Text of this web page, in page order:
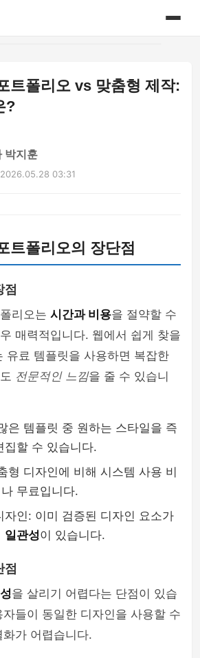
트폴리오 vs 맞춤형 제작:
?
박지훈
2026.05.28 03:31
트폴리오의 장단점
점
리오는 시간과 비용을 절약할 수
매력적입니다. 웹에서 쉽게 찾을
유료 템플릿을 사용하면 복잡한
전문적인 느낌을 줄 수 있습니
은 템플릿 중 원하는 스타일을 즉
집할 수 있습니다.
형 디자인에 비해 시스템 사용 비
무료입니다.
자인: 이미 검증된 디자인 요소가
일관성이 있습니다.
점
을 살리기 어렵다는 단점이 있습
들이 동일한 디자인을 사용할 수
가 어렵습니다.